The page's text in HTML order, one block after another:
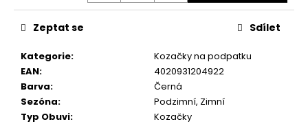
Kategorie:
Kozačky na podpatku
EAN:
4020931204922
Barva:
Černá
Sezóna:
Podzimní, Zimní
Typ Obuvi:
Kozačky
Zeptat se Sdílet
1
299
Kč